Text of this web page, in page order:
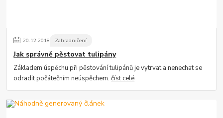
20.12.2018 Zahradničení
Jak správně pěstovat tulipány
Základem úspěchu při pěstování tulipánů je vytrvat a nenechat se
odradit počátečním neúspěchem.číst celé